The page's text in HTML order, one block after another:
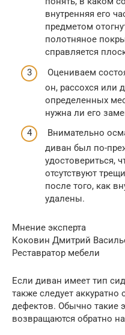
внутренняя его
предметом
полотняное
справляется
Оцениваем
он, рассохся или
определенных
нужна ли его
Внимательно
диван был по-
удостовериться,
отсутствуют
после того, как
удалены.
Мнение эксперта
Коковин Дмитрий
Реставратор мебели
Если диван имеет тип
также следует аккуратно
дефектов. Обычно такие
возвращаются обратно